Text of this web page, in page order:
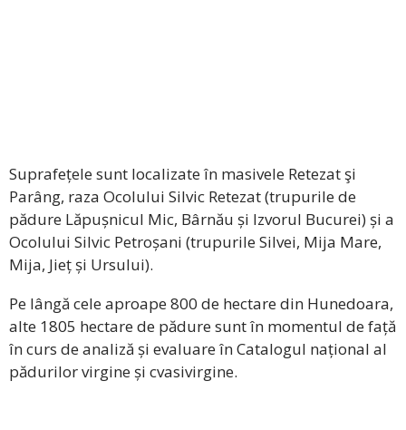
Suprafețele sunt localizate în masivele Retezat şi
Parâng, raza Ocolului Silvic Retezat (trupurile de
pădure Lăpușnicul Mic, Bârnău și Izvorul Bucurei) și a
Ocolului Silvic Petroșani (trupurile Silvei, Mija Mare,
Mija, Jieț și Ursului).
Pe lângă cele aproape 800 de hectare din Hunedoara,
alte 1805 hectare de pădure sunt în momentul de față
în curs de analiză și evaluare în Catalogul național al
pădurilor virgine și cvasivirgine.